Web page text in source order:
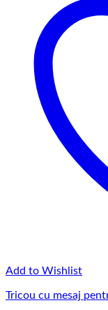
Add to Wishlist
Tricou cu mesaj